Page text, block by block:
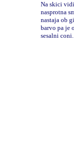
Na skici
nasprotna
nastaja ob
barvo pa je
sesalni coni.